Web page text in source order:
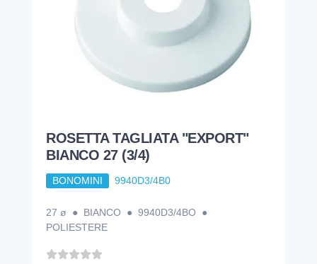
ROSETTA TAGLIATA "EXPORT"
BIANCO 27 (3/4)
BONOMINI 9940D3/4B0
27 ø ● BIANCO ● 9940D3/4BO ●
POLIESTERE